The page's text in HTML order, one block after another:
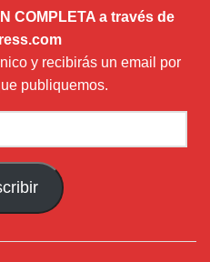
COMPLETA a través de
y recibirás un email por
publiquemos.